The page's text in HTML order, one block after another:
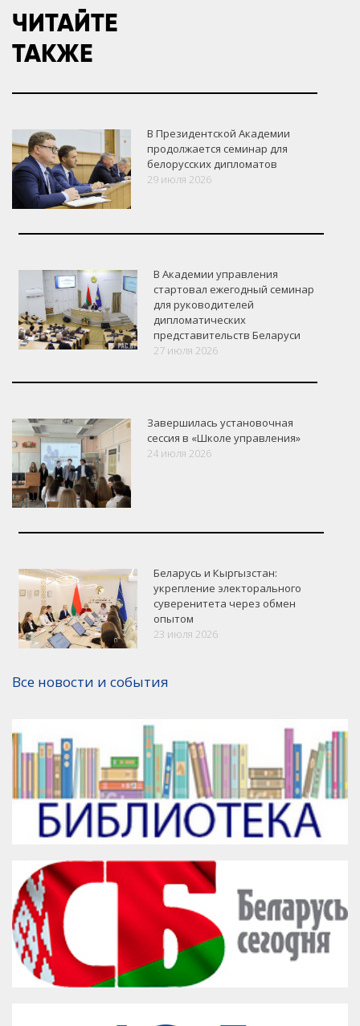
VK Google+ Facebook
ЧИТАЙТЕ
ТАКЖЕ
В Президентской Академии
продолжается семинар для
белорусских дипломатов
29 июля 2026
В Академии управления
стартовал ежегодный семинар
для руководителей
дипломатических
представительств Беларуси
27 июля 2026
Завершилась установочная
сессия в «Школе управления»
24 июля 2026
Беларусь и Кыргызстан:
укрепление электорального
суверенитета через обмен
опытом
23 июля 2026
Все новости и события